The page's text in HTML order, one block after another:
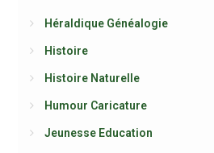
Héraldique Généalogie
Histoire
Histoire Naturelle
Humour Caricature
Jeunesse Education